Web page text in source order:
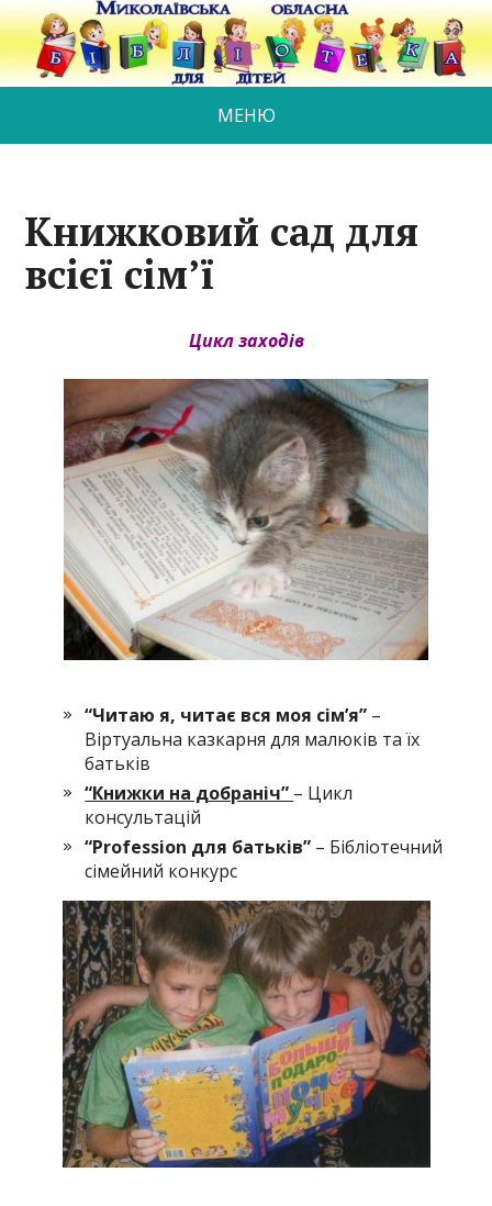
МЕНЮ
Книжковий сад для
всієї сім’ї
Цикл заходів
“Читаю я, читає вся моя сім’я” –
Віртуальна казкарня для малюків та їх
батьків
“Книжки на добраніч” – Цикл
консультацій
“Profession для батьків” – Бібліотечний
сімейний конкурс